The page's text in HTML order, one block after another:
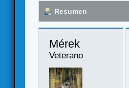
Resumen
Mérek
Veterano